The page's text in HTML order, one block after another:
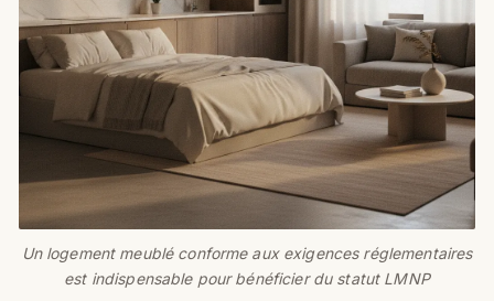
Un logement meublé conforme aux exigences réglementaires
est indispensable pour bénéficier du statut LMNP